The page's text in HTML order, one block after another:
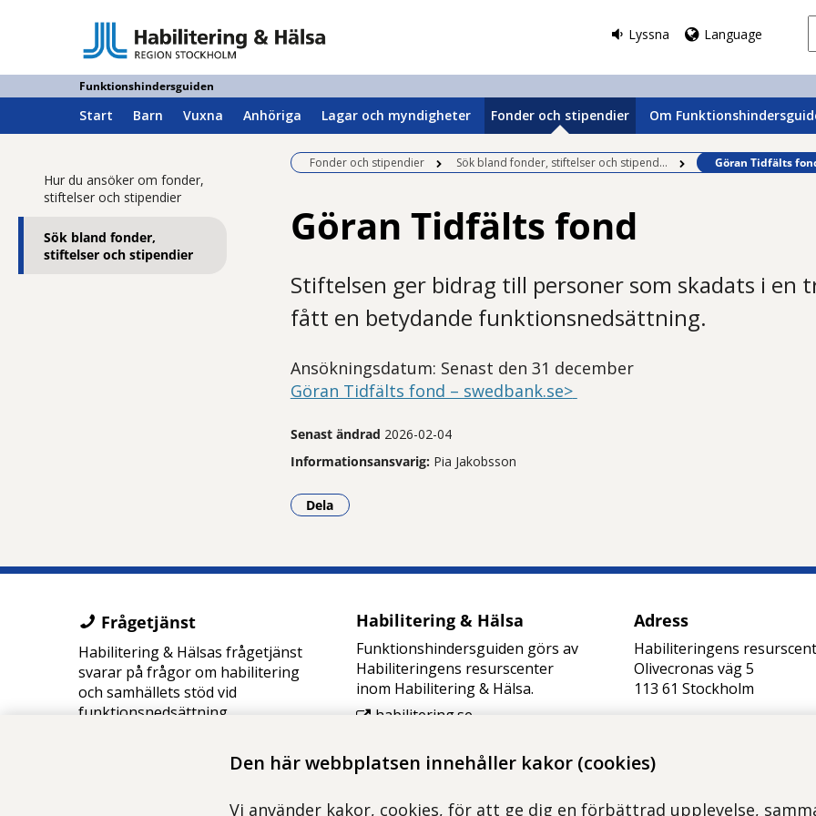
Den här webbplatsen innehåller kakor (cookies)
Vi använder kakor, cookies, för att ge dig en förbättrad upplevelse,
Lyssna Language
Funktionshindersguiden
Start Barn Vuxna Anhöriga Lagar och myndigheter Fonder och stipendier Om
Hur du ansöker om fonder,
stiftelser och stipendier
Sök bland fonder,
stiftelser och stipendier
Fonder och stipendier Sök bland fonder, stiftelser och stipend... Befintlig sida:
Göran Tidfälts
Göran Tidfälts fond
Stiftelsen ger bidrag till personer som skadats i en
fått en betydande funktionsnedsättning.
Ansökningsdatum: Senast den 31 december
Göran Tidfälts fond – swedbank.se>
Senast ändrad 2026-02-04
Informationsansvarig:Pia Jakobsson
Dela
- Klicka för att öppna delningsalternativ.
Frågetjänst
Habilitering & Hälsas frågetjänst
svarar på frågor om habilitering
och samhällets stöd vid
funktionsnedsättning.
habilitering.se/fragetjanst
Habilitering & Hälsa
Funktionshindersguiden görs av
Habiliteringens resurscenter
inom Habilitering & Hälsa.
habilitering.se
Adress
Habiliteringens
Olivecronas väg 5
113 61 Stockholm
Kommunikation via e-post